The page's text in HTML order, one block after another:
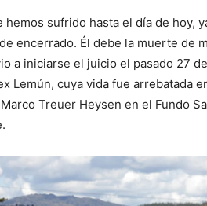
hemos sufrido hasta el día de hoy,
encerrado. Él debe la muerte de
a iniciarse el juicio el pasado 27
Lemún, cuya vida fue arrebatada
Treuer Heysen en el Fundo